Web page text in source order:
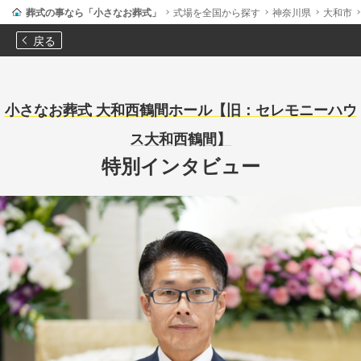
葬式の事なら「小さなお葬式」 式場を全国から探す 神奈川県 大和市
戻る
小さなお葬式 大和西鶴間ホール【旧：セレモニーハウ
ス大和西鶴間】
特別インタビュー